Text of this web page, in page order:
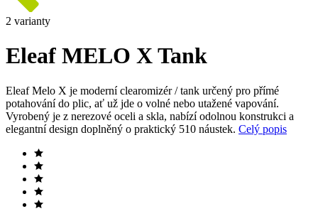
2 varianty
Eleaf MELO X Tank
Eleaf Melo X je moderní clearomizér / tank určený pro přímé
potahování do plic, ať už jde o volné nebo utažené vapování.
Vyrobený je z nerezové oceli a skla, nabízí odolnou konstrukci a
elegantní design doplněný o praktický 510 náustek. Celý popis